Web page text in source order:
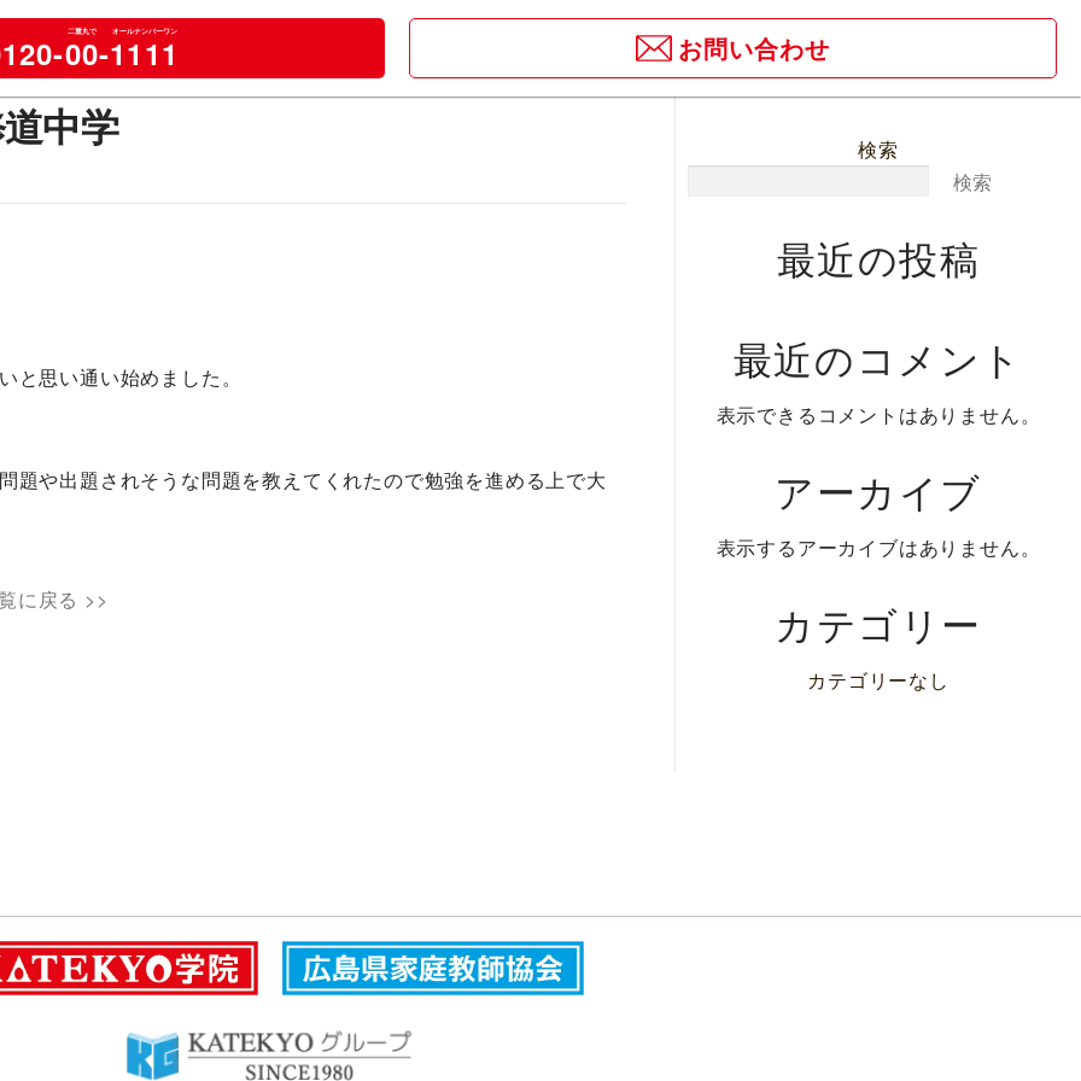
00-1111 お問い合わせ
中学
思い通い始めました。
や出題されそうな問題を教えてくれたので勉強を進める上で大
に戻る >>
検索
検索
最近の投稿
最近のコメント
表示できるコメントはありません。
アーカイブ
表示するアーカイブはありません。
カテゴリー
カテゴリーなし